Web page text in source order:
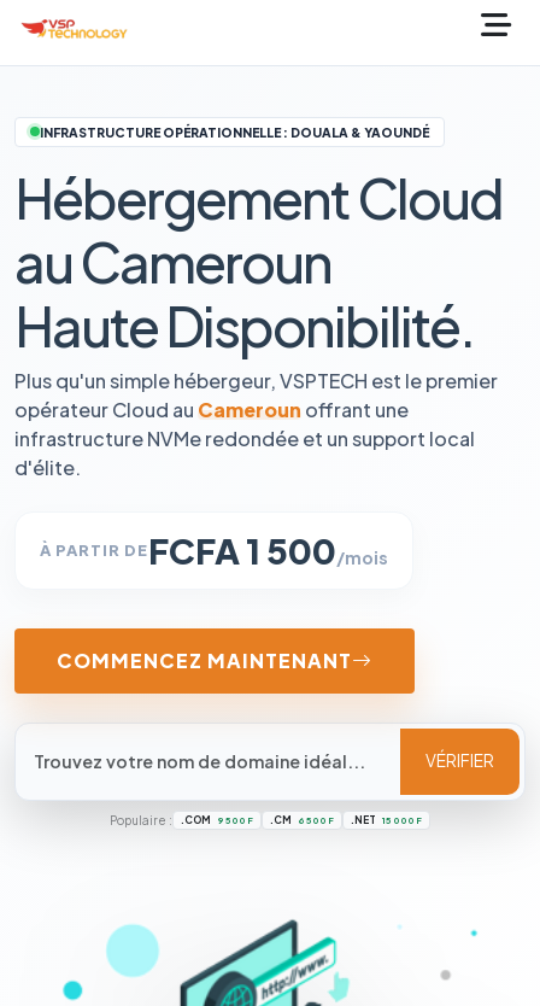
INFRASTRUCTURE OPÉRATIONNELLE : DOUALA & YAOUNDÉ
Hébergement Cloud
au Cameroun
Haute Disponibilité.
Plus qu'un simple hébergeur, VSPTECH est le premier
opérateur Cloud au Cameroun offrant une
infrastructure NVMe redondée et un support local
d'élite.
À PARTIR DEFCFA 1 500/mois
COMMENCEZ MAINTENANT
VÉRIFIER
Populaire : .COM 9 500 F .CM 6 500 F .NET 15 000 F